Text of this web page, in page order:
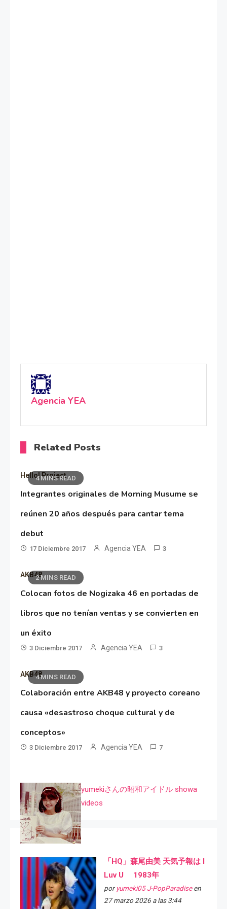
Agencia YEA
Related Posts
4 MINS READ
Hello! Project
Integrantes originales de Morning Musume se
reúnen 20 años después para cantar tema
debut
17 Diciembre 2017 Agencia YEA 3
2 MINS READ
AKB48
Colocan fotos de Nogizaka 46 en portadas de
libros que no tenían ventas y se convierten en
un éxito
3 Diciembre 2017 Agencia YEA 3
4 MINS READ
AKB48
Colaboración entre AKB48 y proyecto coreano
causa «desastroso choque cultural y de
conceptos»
3 Diciembre 2017 Agencia YEA 7
yumekiさんの昭和アイドル showa
videos
「HQ」森尾由美 天気予報は I
Luv U 1983年
por yumeki05 J-PopParadiseen
27 marzo 2026 a las 3:44